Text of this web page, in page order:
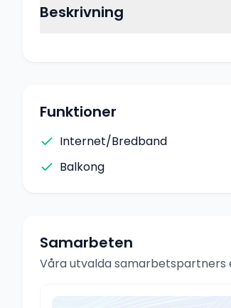
Beskrivning
Funktioner
Internet/Bredband
Balkong
Samarbeten
Våra utvalda samarbetspartners